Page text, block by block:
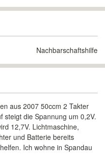
Nachbarschaftshilfe
aus 2007 50ccm 2 Takter
steigt die Spannung um 0,2V.
12,7V. Lichtmaschine,
und Batterie bereits
Ich wohne in Spandau